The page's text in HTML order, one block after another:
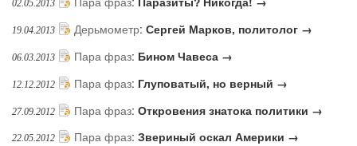
02.05.2013
19.04.2013 Дерьмометр: Сергей Марков, политолог →
06.03.2013 Пара фраз: Бином Чавеса →
12.12.2012 Пара фраз: Глуповатый, но верный →
27.09.2012 Пара фраз: Откровения знатока политики →
22.05.2012 Пара фраз: Звериный оскал Америки →